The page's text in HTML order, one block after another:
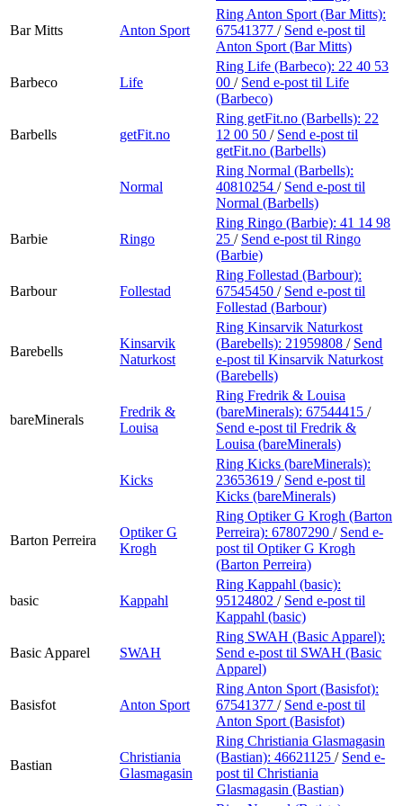
Bar Mitts Anton Sport
Ring Anton Sport (Bar Mitts):
67541377 / Send e-post til
Anton Sport (Bar Mitts)
Barbeco Life
Ring Life (Barbeco): 22 40 53
00 / Send e-post til Life
(Barbeco)
Barbells getFit.no
Ring getFit.no (Barbells): 22
12 00 50 / Send e-post til
getFit.no (Barbells)
Normal
Ring Normal (Barbells):
40810254 / Send e-post til
Normal (Barbells)
Barbie Ringo
Ring Ringo (Barbie): 41 14 98
25 / Send e-post til Ringo
(Barbie)
Barbour Follestad
Ring Follestad (Barbour):
67545450 / Send e-post til
Follestad (Barbour)
Barebells
Kinsarvik
Naturkost
Ring Kinsarvik Naturkost
(Barebells): 21959808 / Send
e-post til Kinsarvik Naturkost
(Barebells)
bareMinerals
Fredrik &
Louisa
Ring Fredrik & Louisa
(bareMinerals): 67544415 /
Send e-post til Fredrik &
Louisa (bareMinerals)
Kicks
Ring Kicks (bareMinerals):
23653619 / Send e-post til
Kicks (bareMinerals)
Barton Perreira
Optiker G
Krogh
Ring Optiker G Krogh (Barton
Perreira): 67807290 / Send e-
post til Optiker G Krogh
(Barton Perreira)
basic Kappahl
Ring Kappahl (basic):
95124802 / Send e-post til
Kappahl (basic)
Basic Apparel SWAH
Ring SWAH (Basic Apparel):
Send e-post til SWAH (Basic
Apparel)
Basisfot Anton Sport
Ring Anton Sport (Basisfot):
67541377 / Send e-post til
Anton Sport (Basisfot)
Bastian
Christiania
Glasmagasin
Ring Christiania Glasmagasin
(Bastian): 46621125 / Send e-
post til Christiania
Glasmagasin (Bastian)